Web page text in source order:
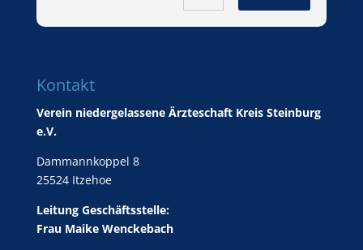
Kontakt
Verein niedergelassene Ärzteschaft Kreis Steinburg
e.V.
Dammannkoppel 8
25524 Itzehoe
Leitung Geschäftsstelle:
Frau Maike Wenckebach